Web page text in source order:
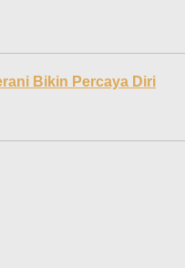
Bikin Percaya Diri